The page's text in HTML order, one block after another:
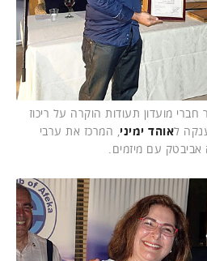
מועדון תעודות הוקרה על ריכוז
לאוהד ימיני , המרכז את ערבי
עם מיזמים.